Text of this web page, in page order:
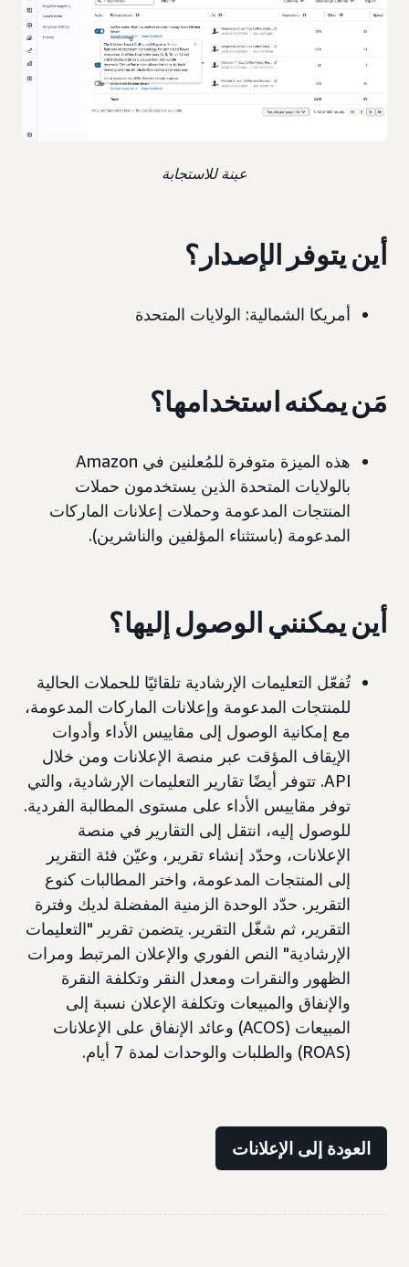
عينة للاستجابة
أين يتوفر الإصدار؟
أمريكا الشمالية: الولايات المتحدة
مَن يمكنه استخدامها؟
هذه الميزة متوفرة للمُعلنين في Amazon
بالولايات المتحدة الذين يستخدمون حملات
المنتجات المدعومة وحملات إعلانات الماركات
المدعومة (باستثناء المؤلفين والناشرين).
أين يمكنني الوصول إليها؟
تُفعّل التعليمات الإرشادية تلقائيًا للحملات الحالية
للمنتجات المدعومة وإعلانات الماركات المدعومة،
مع إمكانية الوصول إلى مقاييس الأداء وأدوات
الإيقاف المؤقت عبر منصة الإعلانات ومن خلال
API. تتوفر أيضًا تقارير التعليمات الإرشادية، والتي
توفر مقاييس الأداء على مستوى المطالبة الفردية.
للوصول إليه، انتقل إلى التقارير في منصة
الإعلانات، وحدّد إنشاء تقرير، وعيّن فئة التقرير
إلى المنتجات المدعومة، واختر المطالبات كنوع
التقرير. حدّد الوحدة الزمنية المفضلة لديك وفترة
التقرير، ثم شغّل التقرير. يتضمن تقرير "التعليمات
الإرشادية" النص الفوري والإعلان المرتبط ومرات
الظهور والنقرات ومعدل النقر وتكلفة النقرة
والإنفاق والمبيعات وتكلفة الإعلان نسبة إلى
المبيعات (ACOS) وعائد الإنفاق على الإعلانات
(ROAS) والطلبات والوحدات لمدة 7 أيام.
العودة إلى الإعلانات